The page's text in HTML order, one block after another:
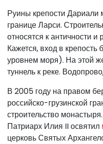
Руины крепости Дариали
границе Ларси.
относятся к античности
Кажется, вход в
уровнем моря). На этой
туннель к реке.
В 2005 году на правом
российско-грузинской
строительство
Патриарх Илия II освятил
церковь Святых